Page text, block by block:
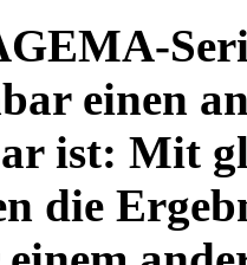
einen
ist: Mit
die